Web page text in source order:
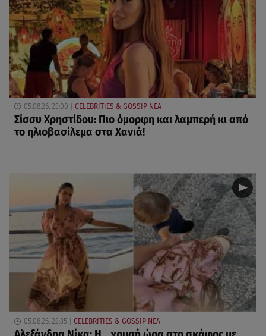
05.08.26, 23:00 CELEBRITIES & GOSSIP ΝΕΑ
Σίσσυ Χρηστίδου: Πιο όμορφη και λαμπερή κι από
το ηλιοβασίλεμα στα Χανιά!
05.08.26, 22:35 CELEBRITIES & GOSSIP ΝΕΑ